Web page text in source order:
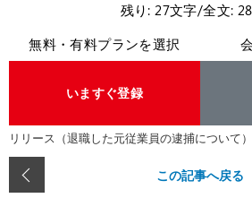
残り: 27文字/全文:
無料・有料プランを選択
いますぐ登録
リリース（退職した元従業員の逮捕について）
この記事へ戻る